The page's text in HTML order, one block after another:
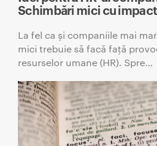
Schimbări mici cu
La fel ca și companiile mai
mici trebuie să facă față
resurselor umane (HR). Spre…